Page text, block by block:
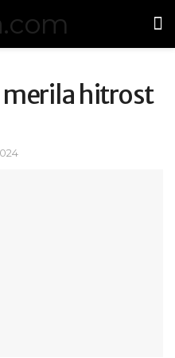
merila hitrost